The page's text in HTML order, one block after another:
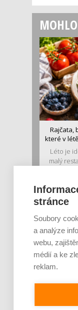
Rajčata,
které v
Léto je
malý
Je jen
stravě ho
Pojem
stránce
Soubory
a analýze
webu,
médií a ke
reklam.